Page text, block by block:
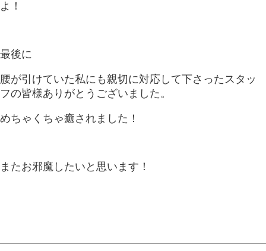
よ！
最後に
腰が引けていた私にも親切に対応して下さったスタッ
フの皆様ありがとうございました。
めちゃくちゃ癒されました！
またお邪魔したいと思います！